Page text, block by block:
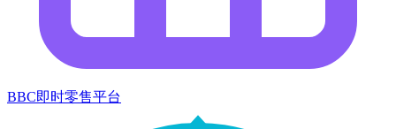
BBC即时零售平台